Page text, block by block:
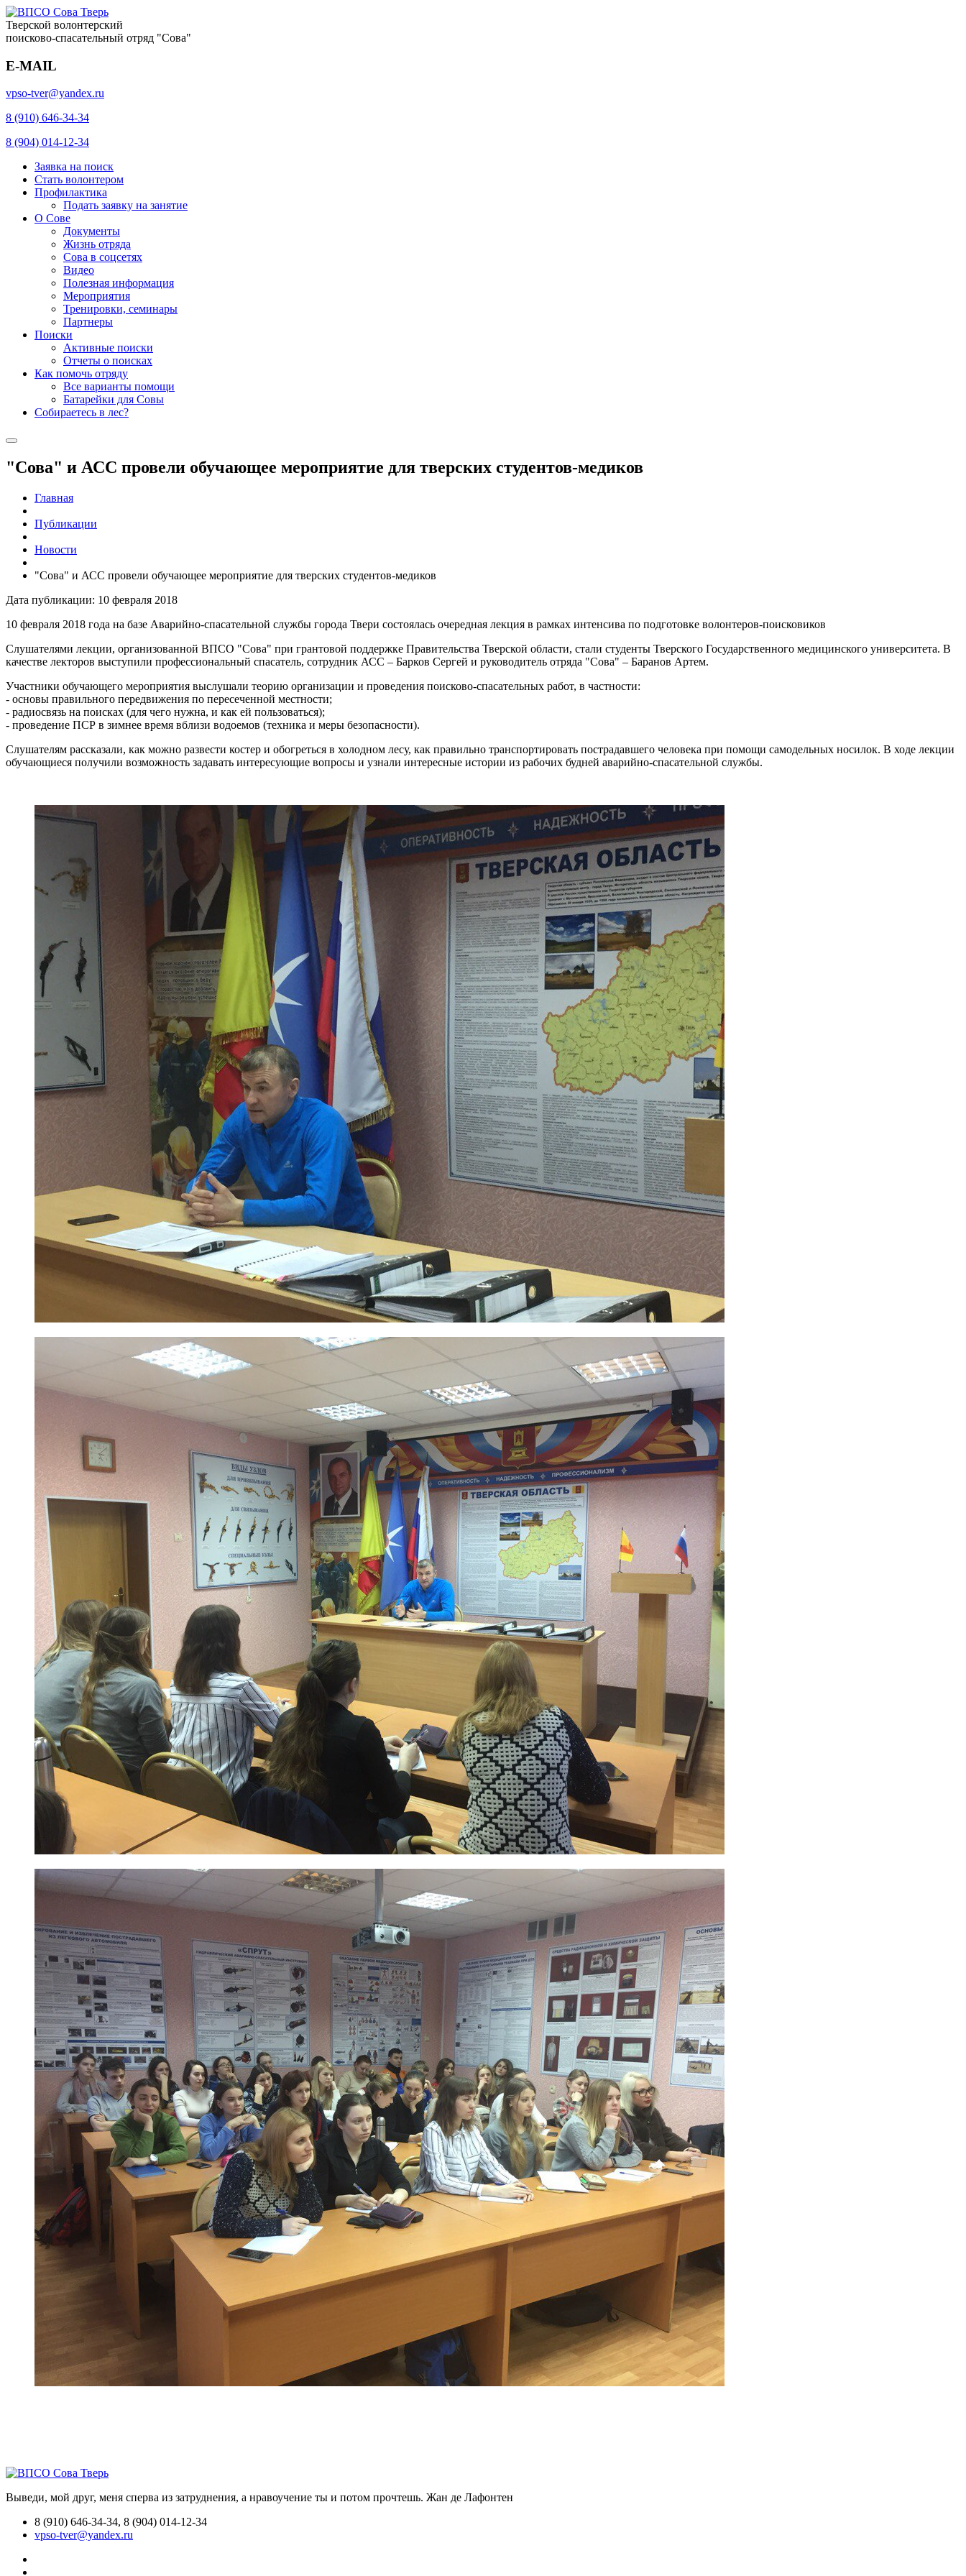
Тверской волонтерский
поисково-спасательный отряд "Сова"
E-MAIL
vpso-tver@yandex.ru
8 (910) 646-34-34
8 (904) 014-12-34
Заявка на поиск
Стать волонтером
Профилактика
Подать заявку на занятие
О Сове
Документы
Жизнь отряда
Сова в соцсетях
Видео
Полезная информация
Мероприятия
Тренировки, семинары
Партнеры
Поиски
Активные поиски
Отчеты о поисках
Как помочь отряду
Все варианты помощи
Батарейки для Совы
Собираетесь в лес?
"Сова" и АСС провели обучающее мероприятие для тверских студентов-медиков
Главная
Публикации
Новости
"Сова" и АСС провели обучающее мероприятие для тверских студентов-медиков
Дата публикации: 10 февраля 2018
10 февраля 2018 года на базе Аварийно-спасательной службы города Твери состоялась очередная лекция в рамках интенсива по подготовке волонтеров-поисковиков
Слушателями лекции, организованной ВПСО "Сова" при грантовой поддержке Правительства Тверской области, стали студенты Тверского Государственного медицинского университета. В
качестве лекторов выступили профессиональный спасатель, сотрудник АСС – Барков Сергей и руководитель отряда "Сова" – Баранов Артем.
Участники обучающего мероприятия выслушали теорию организации и проведения поисково-спасательных работ, в частности:
- основы правильного передвижения по пересеченной местности;
- радиосвязь на поисках (для чего нужна, и как ей пользоваться);
- проведение ПСР в зимнее время вблизи водоемов (техника и меры безопасности).
Слушателям рассказали, как можно развести костер и обогреться в холодном лесу, как правильно транспортировать пострадавшего человека при помощи самодельных носилок. В ходе лекции
обучающиеся получили возможность задавать интересующие вопросы и узнали интересные истории из рабочих будней аварийно-спасательной службы.
Выведи, мой друг, меня сперва из затруднения, а нравоучение ты и потом прочтешь. Жан де Лафонтен
8 (910) 646-34-34, 8 (904) 014-12-34
vpso-tver@yandex.ru